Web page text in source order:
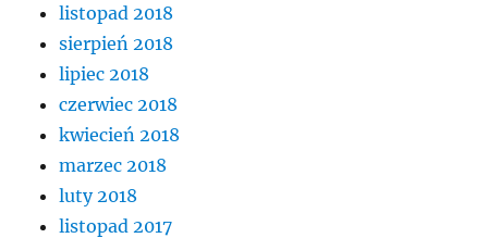
listopad 2018
sierpień 2018
lipiec 2018
czerwiec 2018
kwiecień 2018
marzec 2018
luty 2018
listopad 2017